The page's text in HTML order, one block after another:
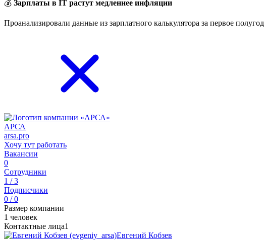
💰 Зарплаты в IT растут медленнее инфляции
Проанализировали данные из зарплатного калькулятора за первое
АРСА
arsa.pro
Хочу тут работать
Вакансии
0
Сотрудники
1 / 3
Подписчики
0 / 0
Размер компании
1 человек
Контактные лица1
Евгений Кобзев